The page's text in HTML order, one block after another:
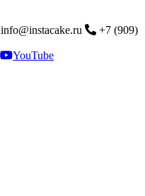
info@instacake.ru
+7 (909)
YouTube